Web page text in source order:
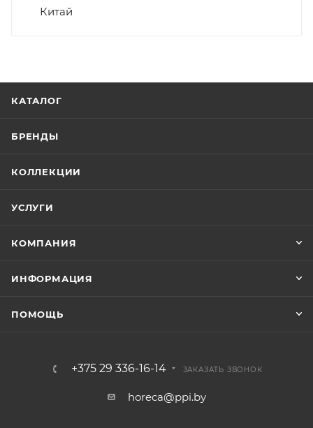
Китай
КАТАЛОГ
БРЕНДЫ
КОЛЛЕКЦИИ
УСЛУГИ
КОМПАНИЯ
ИНФОРМАЦИЯ
ПОМОЩЬ
+375 29 336-16-14 ЗАКАЗАТЬ ЗВОНОК
horeca@ppi.by